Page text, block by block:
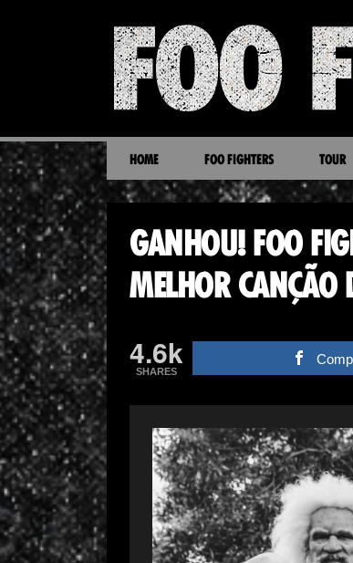
HOME FOO FIGHTERS TOUR
GANHOU! FOO
MELHOR CANÇÃO
4.6k
SHARES